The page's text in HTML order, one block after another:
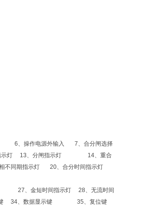
操作电源外输入
7、合分闸选择
灯 13、分闸指示灯 14、重合
不同期指示灯 20、合分时间指示灯
、金短时间指示灯 28、无流时间
34、数据显示键 35、复位键